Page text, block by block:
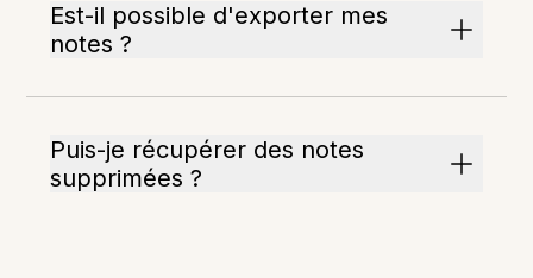
Est-il possible d'exporter mes
notes ?
Puis-je récupérer des notes
supprimées ?